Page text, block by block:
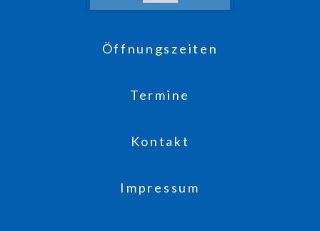
Öffnungszeiten
Termine
Kontakt
Impressum